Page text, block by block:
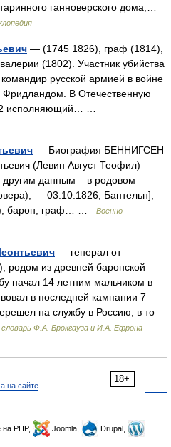
ганноверского дома,…
— (1745 1826), граф (1814),
(1802). Участник убийства
русской армией в войне
В Отечественную
исполняющий… …
— Биография БЕННИГСЕН
(Левин Август Теофил)
данным – в родовом
— 03.10.1826, Бантельн],
барон, граф… …
Военно-
— генерал от
родом из древней баронской
начал 14 летним мальчиком в
в последней кампании 7
на службу в Россию, в то
словарь Ф.А. Брокгауза и И.А. Ефрона
18+
на сайте
на PHP, Joomla,
Drupal,